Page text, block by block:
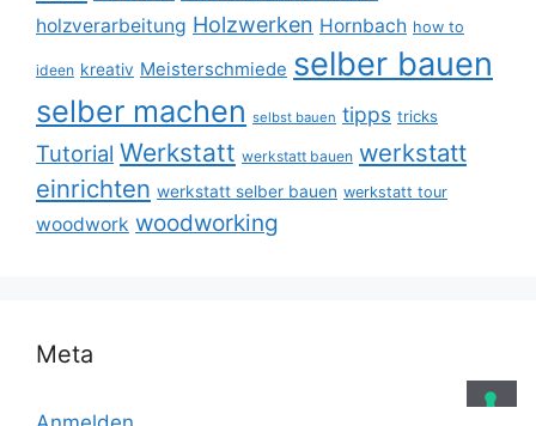
holzverarbeitung Holzwerken Hornbach how to
ideen kreativ Meisterschmiede selber bauen
selber machen selbst bauen tipps tricks
Tutorial Werkstatt werkstatt bauen werkstatt
einrichten werkstatt selber bauen werkstatt tour
woodwork woodworking
Meta